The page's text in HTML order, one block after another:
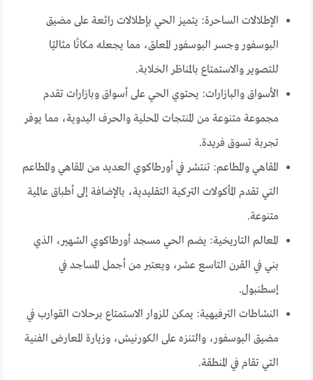
الإطلالات الساحرة: يتميز الحي بإطلالات رائعة على مضيق
البوسفور وجسر البوسفور المعلق، مما يجعله مكانًا مثاليًا
للتصوير والاستمتاع بالمناظر الخلابة.
الأسواق والبازارات: يحتوي الحي على أسواق وبازارات تقدم
مجموعة متنوعة من المنتجات المحلية والحرف اليدوية، مما يوفر
تجربة تسوق فريدة.
المقاهي والمطاعم: تنتشر في أورطاكوي العديد من المقاهي والمطاعم
التي تقدم المأكولات التركية التقليدية، بالإضافة إلى أطباق عالمية
متنوعة.
المعالم التاريخية: يضم الحي مسجد أورطاكوي الشهير، الذي
بني في القرن التاسع عشر، ويعتبر من أجمل المساجد في
إسطنبول.
النشاطات الترفيهية: يمكن للزوار الاستمتاع برحلات القوارب في
مضيق البوسفور، والتنزه على الكورنيش، وزيارة المعارض الفنية
التي تقام في المنطقة.